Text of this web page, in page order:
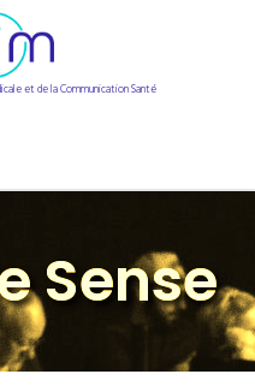
et de la Communication Santé
Sense